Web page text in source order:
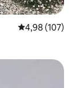
5 üzerinden
4,98 (107)